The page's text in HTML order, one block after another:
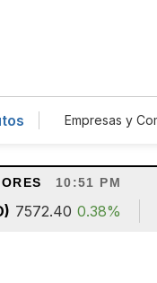
Empresas y
10:51 PM
7572.40 0.38%